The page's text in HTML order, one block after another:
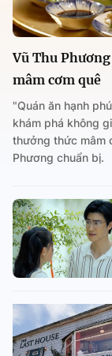
Vũ Thu
mâm cơm quê
"Quán ăn hạnh
khám phá không
thưởng thức mâm
Phương chuẩn bị.